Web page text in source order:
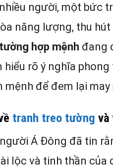
người, một bức
năng lượng, thu
hợp mệnh đang
hiểu rõ ý nghĩa
mệnh để đem lại
tranh treo tường và
Á Đông đã tin
lộc và tinh thần